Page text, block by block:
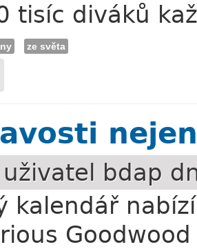
tisíc diváků
ze světa
bdap
kalendář